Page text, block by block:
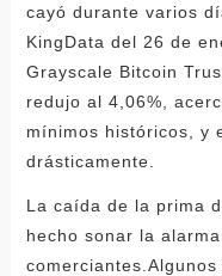
cayó durante varios
KingData del 26 de
Grayscale Bitcoin
redujo al 4,06%,
mínimos históricos, y
drásticamente.
La caída de la prima
hecho sonar la